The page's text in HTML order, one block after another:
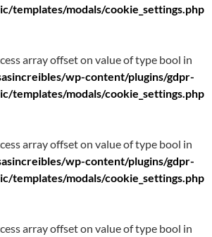
templates/modals/cookie_settings.php
array offset on value of type bool in
wp-content/plugins/gdpr-
templates/modals/cookie_settings.php
array offset on value of type bool in
wp-content/plugins/gdpr-
templates/modals/cookie_settings.php
array offset on value of type bool in